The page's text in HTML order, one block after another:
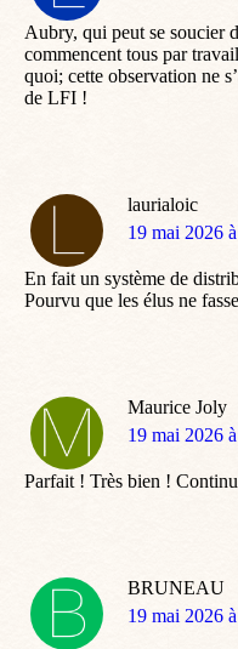
Aubry, qui peut se soucier
commencent tous par
quoi; cette observation ne
de LFI !
laurialoic
dit
19 mai 2026
En fait un système de
Pourvu que les élus ne
Maurice Joly
dit
19 mai 2026
Parfait ! Très bien !
BRUNEAU
dit
19 mai 2026